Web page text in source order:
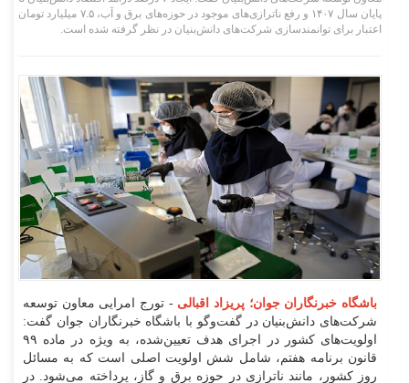
پایان سال ۱۴۰۷ و رفع ناترازی‌های موجود در حوزه‌های برق و آب، ۷.۵ میلیارد تومان
اعتبار برای توانمندسازی شرکت‌های دانش‌بنیان در نظر گرفته شده است.
باشگاه خبرنگاران جوان؛ پریزاد اقبالی- تورج امرایی معاون توسعه
شرکت‌های دانش‌بنیان در گفت‌وگو با باشگاه خبرنگاران جوان گفت:
اولویت‌های کشور در اجرای هدف تعیین‌شده، به ویژه در ماده ۹۹
قانون برنامه هفتم، شامل شش اولویت اصلی است که به مسائل
روز کشور، مانند ناترازی در حوزه برق و گاز، پرداخته می‌شود. در